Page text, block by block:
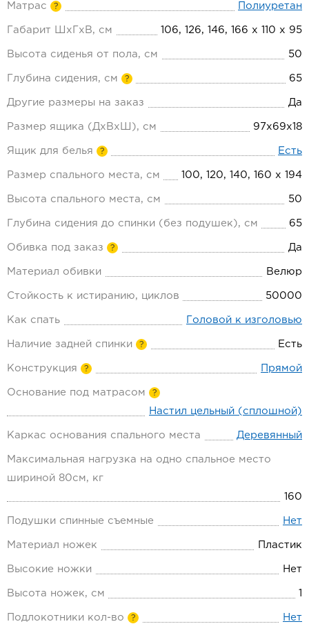
Матрас ? Полиуретан
Габарит ШхГхВ, см 106, 126, 146, 166 х 110 х 95
Высота сиденья от пола, см 50
Глубина сидения, см ? 65
Другие размеры на заказ Да
Размер ящика (ДхВхШ), см 97x69x18
Ящик для белья ? Есть
Размер спального места, см 100, 120, 140, 160 х 194
Высота спального места, см 50
Глубина сидения до спинки (без подушек), см 65
Обивка под заказ ? Да
Материал обивки Велюр
Стойкость к истиранию, циклов 50000
Как спать Головой к изголовью
Наличие задней спинки ? Есть
Конструкция ? Прямой
Основание под матрасом ?
Настил цельный (сплошной)
Каркас основания спального места Деревянный
Максимальная нагрузка на одно спальное место
шириной 80см, кг
160
Подушки спинные съемные Нет
Материал ножек Пластик
Высокие ножки Нет
Высота ножек, см 1
Подлокотники кол-во ? Нет